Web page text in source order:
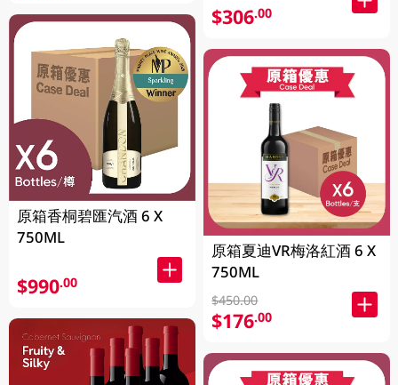
原箱香桐碧匯汽酒 6 X
750ML
$990.00
$306.00
原箱夏迪VR梅洛紅酒 6 X
750ML
$450.00
$176.00